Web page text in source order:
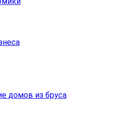
домов из бруса